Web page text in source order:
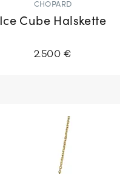
CHOPARD
Ice Cube Halskette
2.500 €